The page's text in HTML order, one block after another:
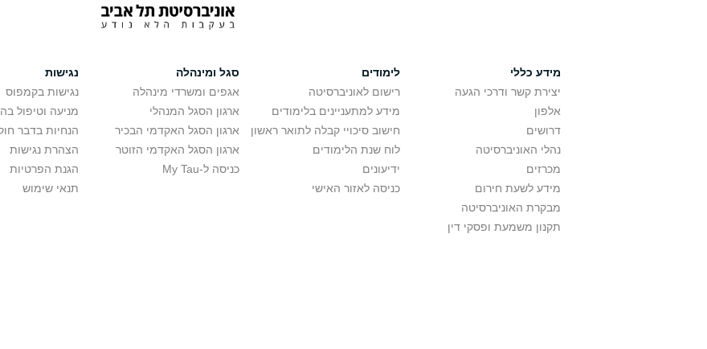
החוג לפילוסופיה יהודית ותלמוד
מידע כללי
יצירת קשר ודרכי הגעה
אלפון
דרושים
נהלי האוניברסיטה
מכרזים
מידע לשעת חירום
מבקרת האוניברסיטה
תקנון משמעת ופסקי דין
לימודים
רישום לאוניברסיטה
מידע למתעניינים בלימודים
חישוב סיכויי קבלה לתואר ראשון
לוח שנת הלימודים
ידיעונים
כניסה לאזור האישי
סגל ומינהלה
אגפים ומשרדי מינהלה
ארגון הסגל המנהלי
ארגון הסגל האקדמי הבכיר
ארגון הסגל האקדמי הזוטר
כניסה ל-My Tau
נגישות
נגישות בקמפוס
מניעה וטיפול
הנחיות בדבר
הצהרת נגישות
הגנת הפרטיות
תנאי שימוש